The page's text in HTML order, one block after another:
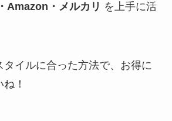
Amazon・メルカリ を上手に活
タイルに合った方法で、お得に
！